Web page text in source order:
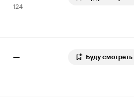
Кинопоиска
оценки
124
— Буду смотреть